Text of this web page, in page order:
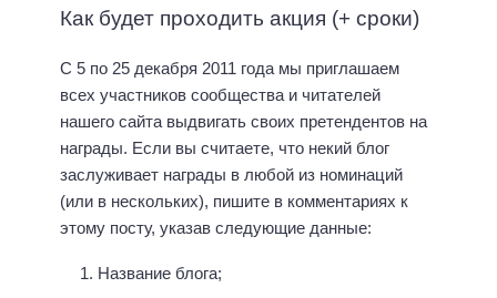
Как будет проходить акция (+ сроки)
С 5 по 25 декабря 2011 года мы приглашаем
всех участников сообщества и читателей
нашего сайта выдвигать своих претендентов на
награды. Если вы считаете, что некий блог
заслуживает награды в любой из номинаций
(или в нескольких), пишите в комментариях к
этому посту, указав следующие данные:
Название блога;